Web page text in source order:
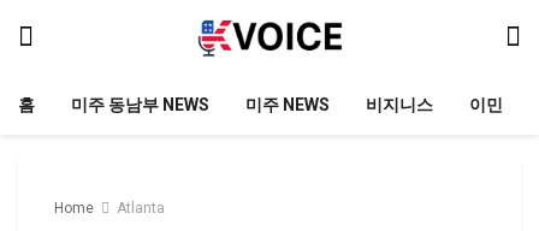
홈 미주 동남부 NEWS 미주 NEWS 비지니스 이민
Home Atlanta